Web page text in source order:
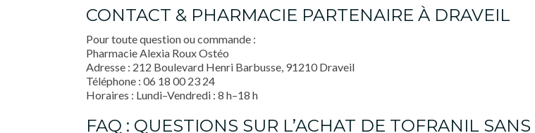
CONTACT & PHARMACIE PARTENAIRE À DRAVEIL
Pour toute question ou commande :
Pharmacie Alexia Roux Ostéo
Adresse : 212 Boulevard Henri Barbusse, 91210 Draveil
Téléphone : 06 18 00 23 24
Horaires : Lundi–Vendredi : 8 h–18 h
FAQ : QUESTIONS SUR L’ACHAT DE TOFRANIL